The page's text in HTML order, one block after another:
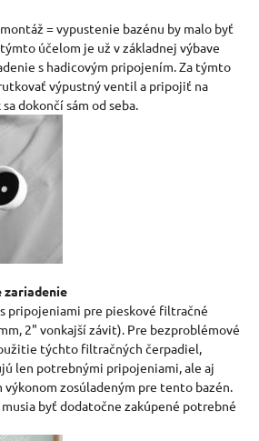
= vypustenie bazénu by malo byť
účelom je už v základnej výbave
s hadicovým pripojením. Za týmto
výpustný ventil a pripojiť na
dokončí sám od seba.
zariadenie
pripojeniami pre pieskové filtračné
2" vonkajší závit). Pre bezproblémové
týchto filtračných čerpadiel,
len potrebnými pripojeniami, ale aj
zosúladeným pre tento bazén.
byť dodatočne zakúpené potrebné